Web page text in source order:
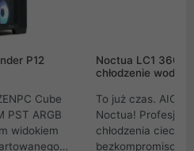
P12
Cube
PST ARGB
widokiem
Noctua LC1
chłodzenie wodne
To już czas. AIO
Noctua!
chłodzenia cieczą